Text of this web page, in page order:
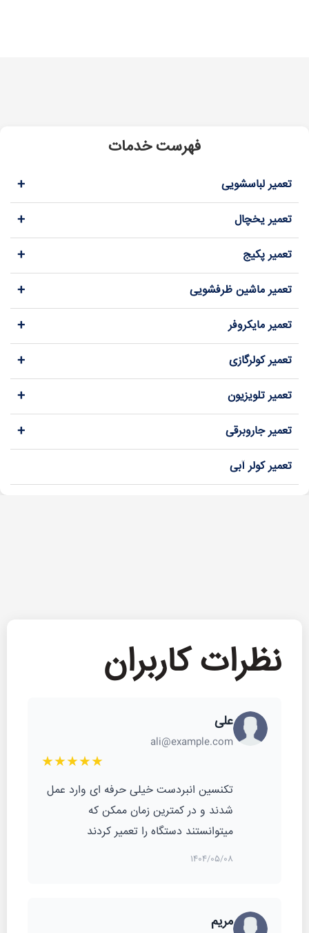
فهرست خدمات
تعمیر لباسشویی +
تعمیر یخچال +
تعمیر پکیج +
تعمیر ماشین ظرفشویی +
تعمیر مایکروفر +
تعمیر کولرگازی +
تعمیر تلویزیون +
تعمیر جاروبرقی +
تعمیر کولر آبی
نظرات کاربران
علی
ali@example.com
★★★★★
تکنسین انبردست خیلی حرفه ای وارد عمل
شدند و در کمترین زمان ممکن که
میتوانستند دستگاه را تعمیر کردند
1404/05/08
مریم